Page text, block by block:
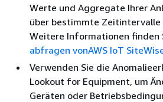
Werte und Aggregate Ihrer
über bestimmte Zeitintervalle
Weitere Informationen finden
abfragen vonAWS IoT
Verwenden Sie die
Lookout for Equipment, um
Geräten oder